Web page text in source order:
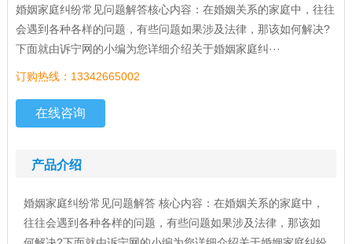
婚姻家庭纠纷常见问题解答核心内容：在婚姻关系的家庭中，往往
会遇到各种各样的问题，有些问题如果涉及法律，那该如何解决?
下面就由诉宁网的小编为您详细介绍关于婚姻家庭纠···
订购热线：13342665002
在线咨询
产品介绍
婚姻家庭纠纷常见问题解答 核心内容：在婚姻关系的家庭中，
往往会遇到各种各样的问题，有些问题如果涉及法律，那该如